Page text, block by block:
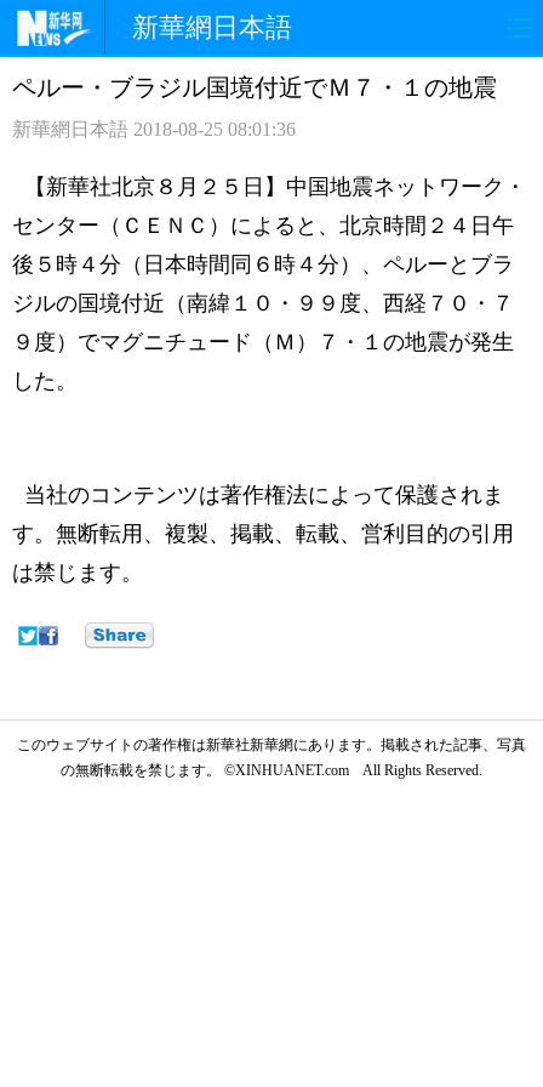
新華網日本語
ホームページ 政治 経済
評論 写真
中日対訳
ペルー・ブラジル国境付近でＭ７・１の地震
新華網日本語 2018-08-25 08:01:36
【新華社北京８月２５日】中国地震ネットワーク・
センター（ＣＥＮＣ）によると、北京時間２４日午
後５時４分（日本時間同６時４分）、ペルーとブラ
ジルの国境付近（南緯１０・９９度、西経７０・７
９度）でマグニチュード（Ｍ）７・１の地震が発生
した。
当社のコンテンツは著作権法によって保護されま
す。無断転用、複製、掲載、転載、営利目的の引用
は禁じます。
このウェブサイトの著作権は新華社新華網にあります。掲載された記事、写真
の無断転載を禁じます。 ©XINHUANET.com All Rights Reserved.